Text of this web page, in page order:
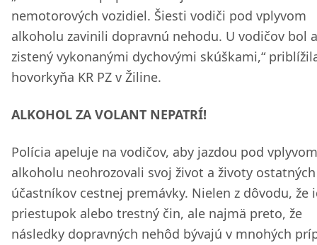
nemotorových vozidiel. Šiesti vodiči pod vplyvom
alkoholu zavinili dopravnú nehodu. U vodičov bol
zistený vykonanými dychovými skúškami,“
hovorkyňa KR PZ v Žiline.
ALKOHOL ZA VOLANT NEPATRÍ!
Polícia apeluje na vodičov, aby jazdou pod vplyvom
alkoholu neohrozovali svoj život a životy ostatných
účastníkov cestnej premávky. Nielen z dôvodu, že
priestupok alebo trestný čin, ale najmä preto, že
následky dopravných nehôd bývajú v mnohých